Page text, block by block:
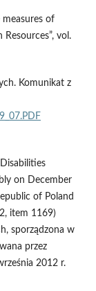
measures of
vol.
Komunikat z
on December
of Poland
item 1169)
sporządzona w
przez
2012 r.